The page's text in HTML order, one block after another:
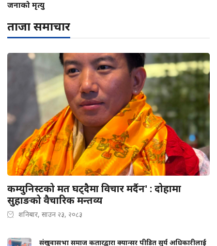
जनाको मृत्यु
ताजा समाचार
कम्युनिस्टको मत घट्दैमा विचार मर्दैन' : दोहामा
सुहाङको वैचारिक मन्तव्य
शनिबार, साउन २३, २०८३
संखुवासभा समाज कतारद्वारा क्यान्सर पीडित सुर्य अधिकारीलाई